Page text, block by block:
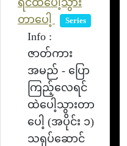
ရင်ထဲပေါ့သွား
တာပေါ့
Series
Info :
ဇာတ်ကား
အမည် - ပြော
ကြည့်လေရင်
ထဲပေါ့သွားတာ
ပေါ့ (အပိုင်း ၁)
သရုပ်ဆောင်